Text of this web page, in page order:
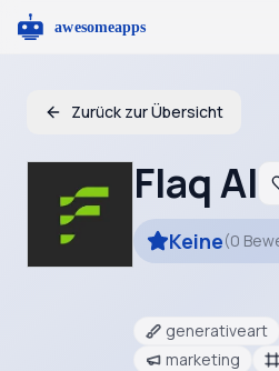
Zurück zur Übersicht
Flaq AI
Keine(0
generativeart
marketing